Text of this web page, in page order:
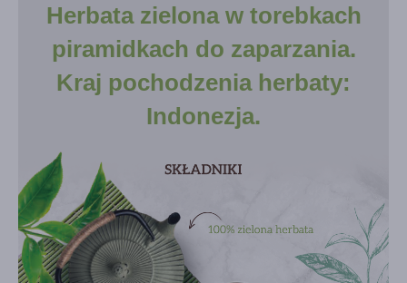
Herbata zielona w torebkach
piramidkach do zaparzania.
Kraj pochodzenia herbaty:
Indonezja.